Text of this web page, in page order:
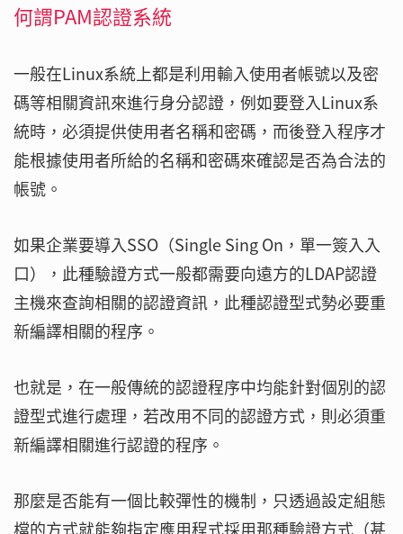
何謂PAM認證系統
一般在Linux系統上都是利用輸入使用者帳號以及密
碼等相關資訊來進行身分認證，例如要登入Linux系
統時，必須提供使用者名稱和密碼，而後登入程序才
能根據使用者所給的名稱和密碼來確認是否為合法的
帳號。
如果企業要導入SSO（Single Sing On，單一簽入入
口），此種驗證方式一般都需要向遠方的LDAP認證
主機來查詢相關的認證資訊，此種認證型式勢必要重
新編譯相關的程序。
也就是，在一般傳統的認證程序中均能針對個別的認
證型式進行處理，若改用不同的認證方式，則必須重
新編譯相關進行認證的程序。
那麼是否能有一個比較彈性的機制，只透過設定組態
檔的方式就能夠指定應用程式採用那種驗證方式（甚